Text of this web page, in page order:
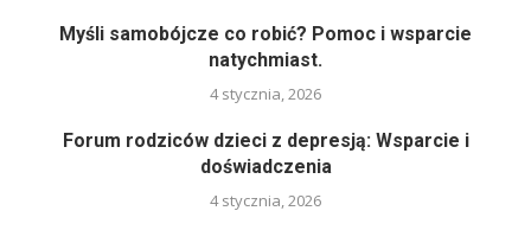
Myśli samobójcze co robić? Pomoc i wsparcie
natychmiast.
4 stycznia, 2026
Forum rodziców dzieci z depresją: Wsparcie i
doświadczenia
4 stycznia, 2026